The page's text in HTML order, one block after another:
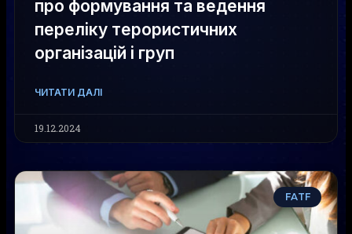
про формування та ведення
переліку терористичних
організацій і груп
ЧИТАТИ ДАЛІ
19.12.2024
FATF